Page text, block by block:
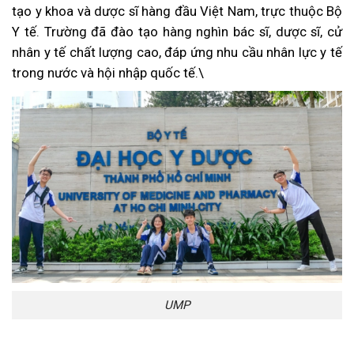
tạo y khoa và dược sĩ hàng đầu Việt Nam, trực thuộc Bộ
Y tế. Trường đã đào tạo hàng nghìn bác sĩ, dược sĩ, cử
nhân y tế chất lượng cao, đáp ứng nhu cầu nhân lực y tế
trong nước và hội nhập quốc tế.\
UMP